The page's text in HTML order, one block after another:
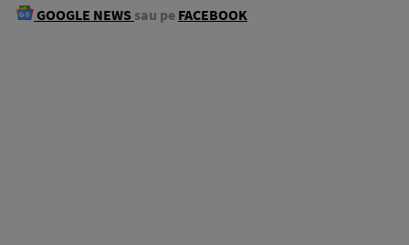
GOOGLE NEWS sau pe FACEBOOK